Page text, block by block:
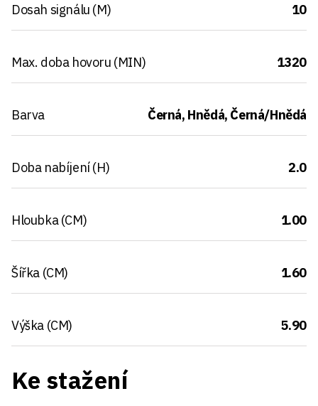
Dosah signálu (M) 10
Max. doba hovoru (MIN) 1320
Barva Černá, Hnědá, Černá/Hnědá
Doba nabíjení (H) 2.0
Hloubka (CM) 1.00
Šířka (CM) 1.60
Výška (CM) 5.90
Ke stažení